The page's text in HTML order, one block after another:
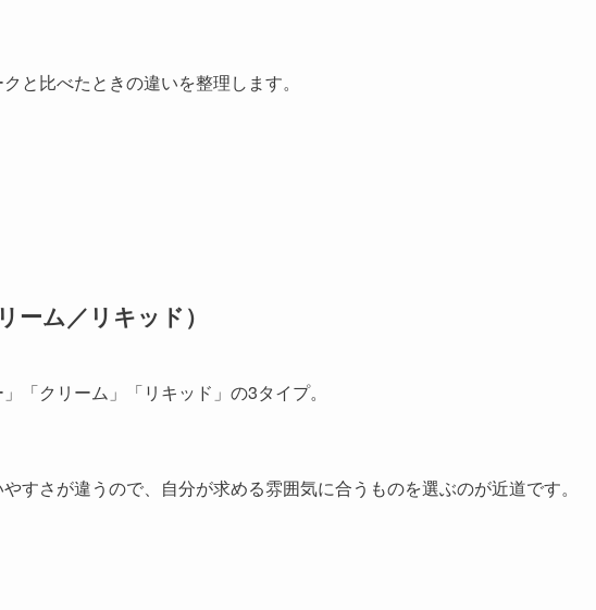
と比べたときの違いを整理します。
ーム／リキッド）
」「クリーム」「リキッド」 の3タイプ。
すさが違うので、自分が求める雰囲気に合うものを選ぶのが近道です。